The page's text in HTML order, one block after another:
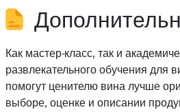
Как мастер-класс, так и
развлекательного обучения для
помогут ценителю вина лучше
выборе, оценке и описании